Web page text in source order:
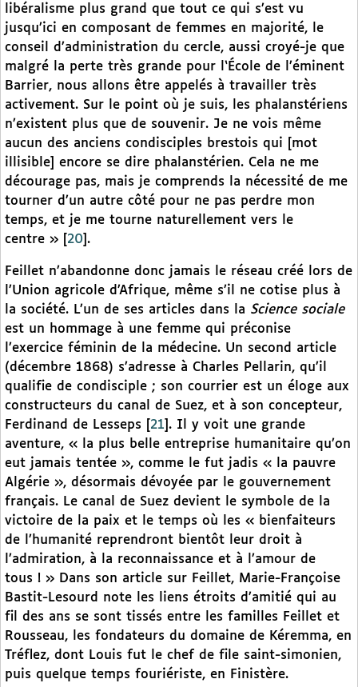
libéralisme plus grand que tout ce qui s’est vu
jusqu’ici en composant de femmes en majorité, le
conseil d’administration du cercle, aussi croyé-je que
malgré la perte très grande pour l‘École de l’éminent
Barrier, nous allons être appelés à travailler très
activement. Sur le point où je suis, les phalanstériens
n’existent plus que de souvenir. Je ne vois même
aucun des anciens condisciples brestois qui [mot
illisible] encore se dire phalanstérien. Cela ne me
décourage pas, mais je comprends la nécessité de me
tourner d’un autre côté pour ne pas perdre mon
temps, et je me tourne naturellement vers le
centre »
20 .
Feillet n’abandonne donc jamais le réseau créé lors de
l’Union agricole d’Afrique, même s’il ne cotise plus à
la société. L’un de ses articles dans la Science sociale
est un hommage à une femme qui préconise
l’exercice féminin de la médecine. Un second article
(décembre 1868) s’adresse à Charles Pellarin, qu’il
qualifie de condisciple ; son courrier est un éloge aux
constructeurs du canal de Suez, et à son concepteur,
Ferdinand de Lesseps
21 . Il y voit une grande
aventure, « la plus belle entreprise humanitaire qu’on
eut jamais tentée », comme le fut jadis « la pauvre
Algérie », désormais dévoyée par le gouvernement
français. Le canal de Suez devient le symbole de la
victoire de la paix et le temps où les « bienfaiteurs
de l’humanité reprendront bientôt leur droit à
l’admiration, à la reconnaissance et à l’amour de
tous ! » Dans son article sur Feillet, Marie-Françoise
Bastit-Lesourd note les liens étroits d’amitié qui au
fil des ans se sont tissés entre les familles Feillet et
Rousseau, les fondateurs du domaine de Kéremma, en
Tréflez, dont Louis fut le chef de file saint-simonien,
puis quelque temps fouriériste, en Finistère.